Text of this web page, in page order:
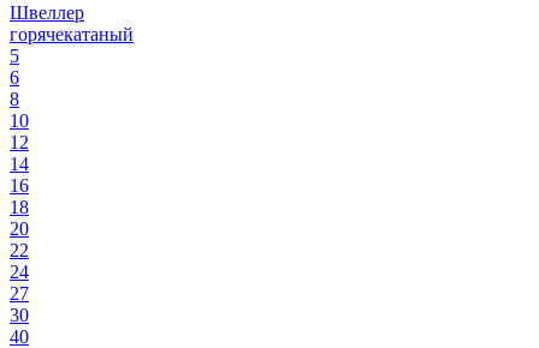
Швеллер
горячекатаный
5
6
8
10
12
14
16
18
20
22
24
27
30
40